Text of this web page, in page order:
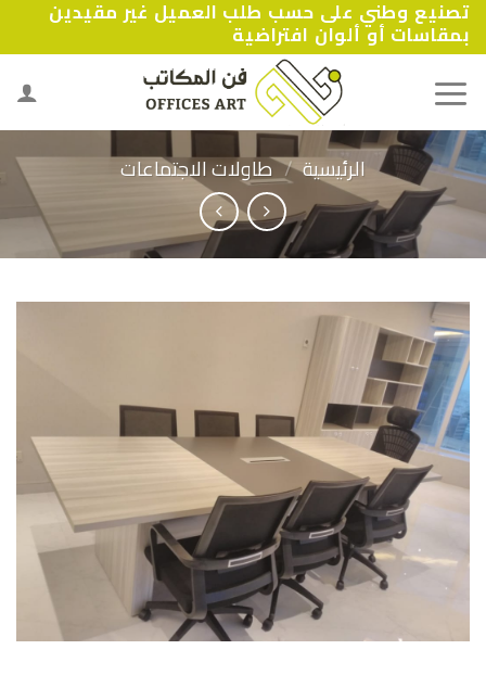
Skip
to
content
تصنيع وطني على حسب طلب العميل غير مقيدين
بمقاسات أو ألوان افتراضية
الرئيسية / طاولات الاجتماعات